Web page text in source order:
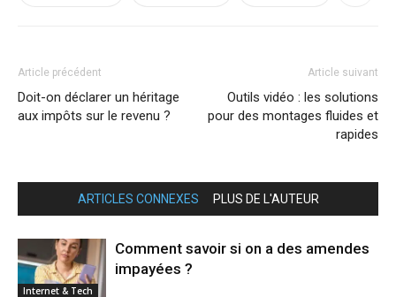
Article précédent
Doit-on déclarer un héritage
aux impôts sur le revenu ?
Article suivant
Outils vidéo : les solutions
pour des montages fluides et
rapides
ARTICLES CONNEXES PLUS DE L'AUTEUR
Internet & Tech
Comment savoir si on a des amendes
impayées ?